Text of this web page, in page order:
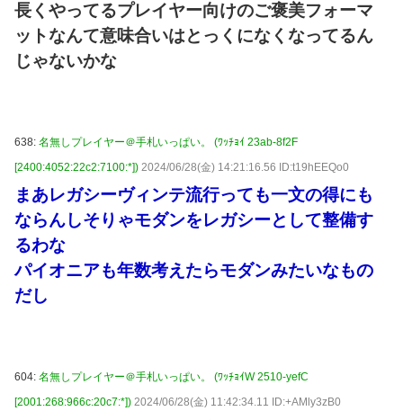
長くやってるプレイヤー向けのご褒美フォーマ
ットなんて意味合いはとっくになくなってるん
じゃないかな
638: 名無しプレイヤー＠手札いっぱい。 (ﾜｯﾁｮｲ 23ab-8f2F
[2400:4052:22c2:7100:*]) 2024/06/28(金) 14:21:16.56 ID:t19hEEQo0
まあレガシーヴィンテ流行っても一文の得にも
ならんしそりゃモダンをレガシーとして整備す
るわな
パイオニアも年数考えたらモダンみたいなもの
だし
604: 名無しプレイヤー＠手札いっぱい。 (ﾜｯﾁｮｲW 2510-yefC
[2001:268:966c:20c7:*]) 2024/06/28(金) 11:42:34.11 ID:+AMly3zB0